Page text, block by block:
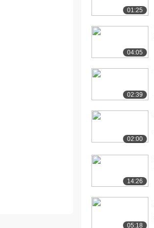
01:25
04:05
02:39
02:00
14:26
05:18